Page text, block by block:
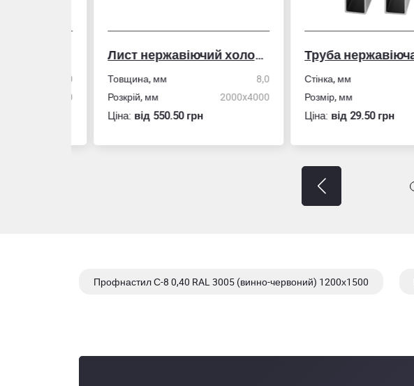
Лист нержавіючий холоднокатаний
Товщина, мм
Розкрій, мм
2000x4000
Ціна:вiд 550.50 грн
Стінка, мм
Розмір, мм
Ціна:вiд 29.50 грн
Профнастил С-8 0,40 RAL 3005 (винно-червоний) 1200х1500